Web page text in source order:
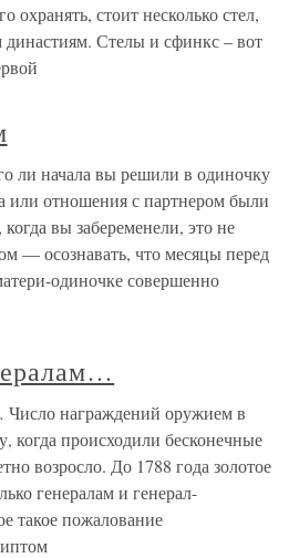
охранять, стоит несколько стел,
Стелы и сфинкс – вот
ли начала вы решили в одиночку
или отношения с партнером были
вы забеременели, это не
— осознавать, что месяцы перед
одиночке совершенно
Число награждений оружием в
когда происходили бесконечные
возросло. До 1788 года золотое
генералам и генерал-
такое пожалование